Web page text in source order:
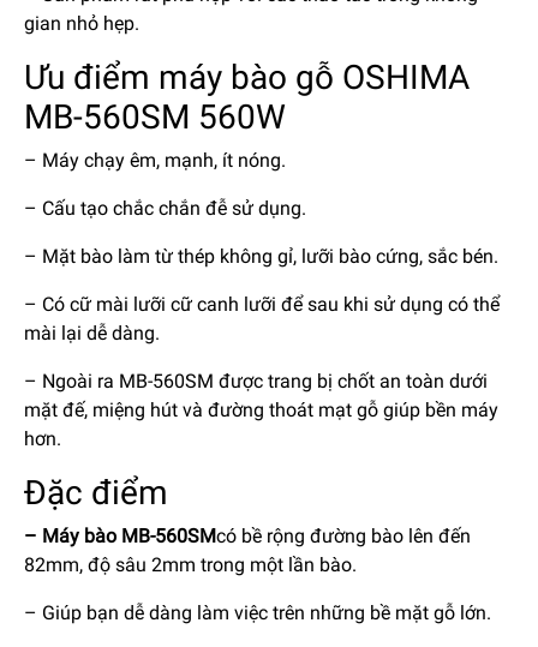
gian nhỏ hẹp.
Ưu điểm máy bào gỗ OSHIMA
MB-560SM 560W
– Máy chạy êm, mạnh, ít nóng.
– Cấu tạo chắc chắn đễ sử dụng.
– Mặt bào làm từ thép không gỉ, lưỡi bào cứng, sắc bén.
– Có cữ mài lưỡi cữ canh lưỡi để sau khi sử dụng có thể
mài lại dễ dàng.
– Ngoài ra MB-560SM được trang bị chốt an toàn dưới
mặt đế, miệng hút và đường thoát mạt gỗ giúp bền máy
hơn.
Đặc điểm
– Máy bào MB-560SMcó bề rộng đường bào lên đến
82mm, độ sâu 2mm trong một lần bào.
– Giúp bạn dễ dàng làm việc trên những bề mặt gỗ lớn.